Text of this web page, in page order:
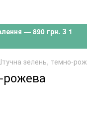
— 890 грн. З 1
зелень, темно-
рожева